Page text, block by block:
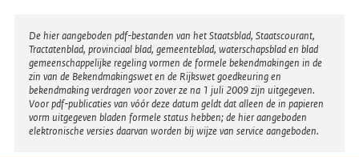
Disclaimer
De hier aangeboden pdf-bestanden van het Staatsblad, Staatscourant,
Tractatenblad, provinciaal blad, gemeenteblad, waterschapsblad en blad
gemeenschappelijke regeling vormen de formele bekendmakingen in de
zin van de Bekendmakingswet en de Rijkswet goedkeuring en
bekendmaking verdragen voor zover ze na 1 juli 2009 zijn uitgegeven.
Voor pdf-publicaties van vóór deze datum geldt dat alleen de in papieren
vorm uitgegeven bladen formele status hebben; de hier aangeboden
elektronische versies daarvan worden bij wijze van service aangeboden.